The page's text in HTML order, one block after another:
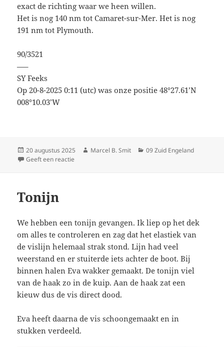
exact de richting waar we heen willen.
Het is nog 140 nm tot Camaret-sur-Mer. Het is nog
191 nm tot Plymouth.
90/3521
—–
SY Feeks
Op 20-8-2025 0:11 (utc) was onze positie 48°27.61’N
008°10.03’W
Geplaatst
op
20 augustus 2025 Auteur
Marcel B. Smit Categorieën
09 Zuid Engeland
Geeft een reactie
Tonijn
We hebben een tonijn gevangen. Ik liep op het dek
om alles te controleren en zag dat het elastiek van
de vislijn helemaal strak stond. Lijn had veel
weerstand en er stuiterde iets achter de boot. Bij
binnen halen Eva wakker gemaakt. De tonijn viel
van de haak zo in de kuip. Aan de haak zat een
kieuw dus de vis direct dood.
Eva heeft daarna de vis schoongemaakt en in
stukken verdeeld.